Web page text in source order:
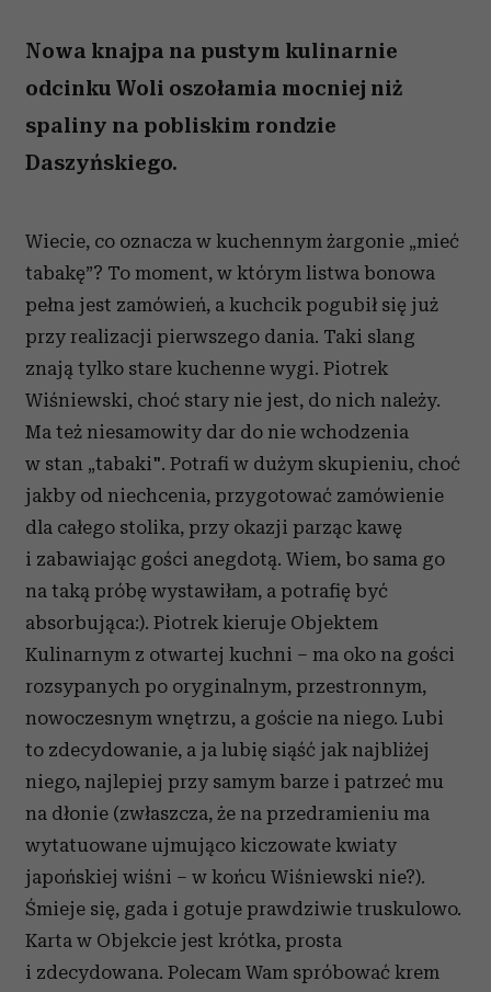
Nowa knajpa na pustym kulinarnie
odcinku Woli oszołamia mocniej niż
spaliny na pobliskim rondzie
Daszyńskiego.
Wiecie, co oznacza w kuchennym żargonie „mieć
tabakę”? To moment, w którym listwa bonowa
pełna jest zamówień, a kuchcik pogubił się już
przy realizacji pierwszego dania. Taki slang
znają tylko stare kuchenne wygi. Piotrek
Wiśniewski, choć stary nie jest, do nich należy.
Ma też niesamowity dar do nie wchodzenia
w stan „tabaki". Potrafi w dużym skupieniu, choć
jakby od niechcenia, przygotować zamówienie
dla całego stolika, przy okazji parząc kawę
i zabawiając gości anegdotą. Wiem, bo sama go
na taką próbę wystawiłam, a potrafię być
absorbująca:). Piotrek kieruje Objektem
Kulinarnym z otwartej kuchni – ma oko na gości
rozsypanych po oryginalnym, przestronnym,
nowoczesnym wnętrzu, a goście na niego. Lubi
to zdecydowanie, a ja lubię siąść jak najbliżej
niego, najlepiej przy samym barze i patrzeć mu
na dłonie (zwłaszcza, że na przedramieniu ma
wytatuowane ujmująco kiczowate kwiaty
japońskiej wiśni – w końcu Wiśniewski nie?).
Śmieje się, gada i gotuje prawdziwie truskulowo.
Karta w Objekcie jest krótka, prosta
i zdecydowana. Polecam Wam spróbować krem